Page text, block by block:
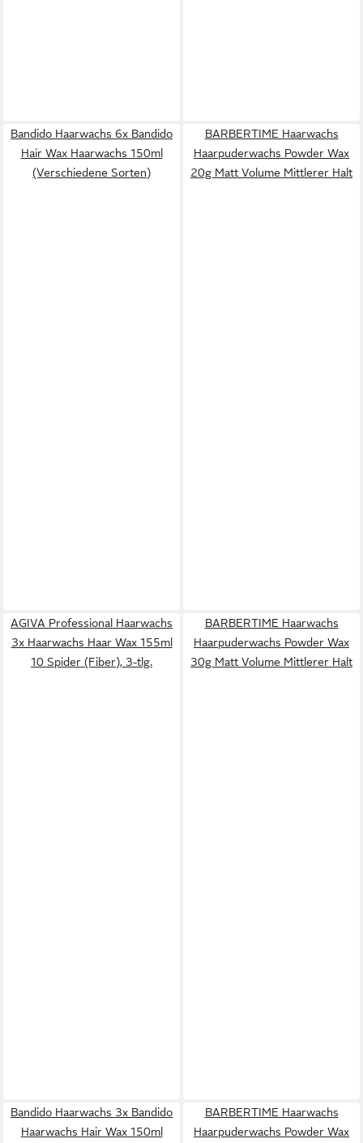
Bandido Haarwachs 6x Bandido
Hair Wax Haarwachs 150ml
(Verschiedene Sorten)
BARBERTIME Haarwachs
Haarpuderwachs Powder Wax
20g Matt Volume Mittlerer Halt
AGIVA Professional Haarwachs
3x Haarwachs Haar Wax 155ml
10 Spider (Fiber), 3-tlg.
BARBERTIME Haarwachs
Haarpuderwachs Powder Wax
30g Matt Volume Mittlerer Halt
Bandido Haarwachs 3x Bandido
Haarwachs Hair Wax 150ml
BARBERTIME Haarwachs
Haarpuderwachs Powder Wax